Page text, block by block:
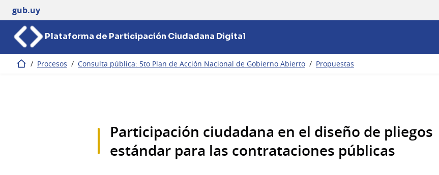
gub.uy
Plataforma de Participación Ciudadana Digital
Inicio / Procesos / Consulta pública: 5to Plan de Acción Nacional de Gobierno Abierto / Propuestas
Participación ciudadana en el diseño de pliegos
estándar para las contrataciones públicas